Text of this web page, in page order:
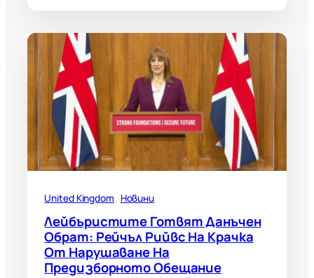
United Kingdom Новини
Лейбъристите Готвят Данъчен
Обрат: Рейчъл Рийвс На Крачка
От Нарушаване На
Предизборното Обещание